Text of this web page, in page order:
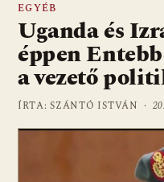
EGYÉB
Uganda és
éppen
a vezető
ÍRTA: SZÁNTÓ ISTVÁN ·